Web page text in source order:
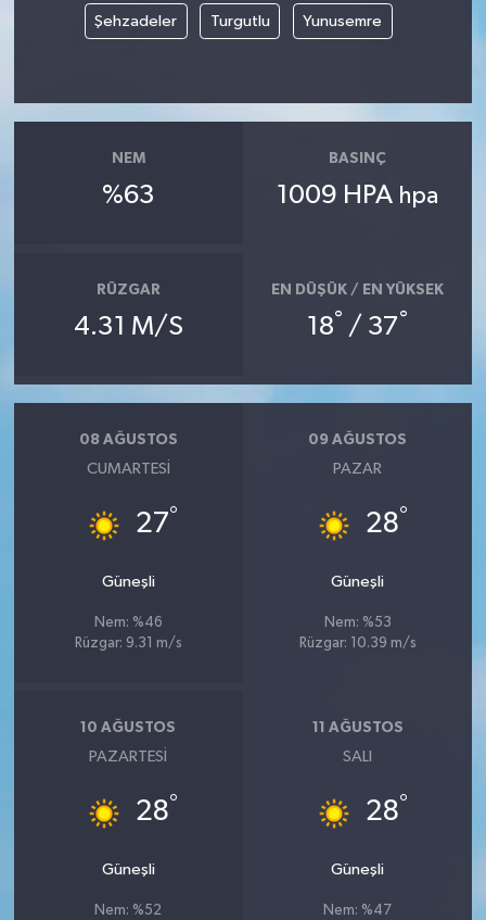
Şehzadeler Turgutlu Yunusemre
NEM
%63
BASINÇ
1009 HPA hpa
RÜZGAR
4.31 M/S
EN DÜŞÜK / EN YÜKSEK
18° / 37°
08 AĞUSTOS
CUMARTESI
27°
Güneşli
Nem: %46
Rüzgar: 9.31 m/s
09 AĞUSTOS
PAZAR
28°
Güneşli
Nem: %53
Rüzgar: 10.39 m/s
10 AĞUSTOS
PAZARTESI
28°
Güneşli
Nem: %52
11 AĞUSTOS
SALI
28°
Güneşli
Nem: %47